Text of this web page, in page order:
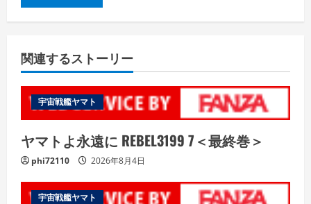
関連するストーリー
宇宙戦艦ヤマト
ヤマトよ永遠に REBEL3199 7＜最終巻＞
phi72110 2026年8月4日
宇宙戦艦ヤマト